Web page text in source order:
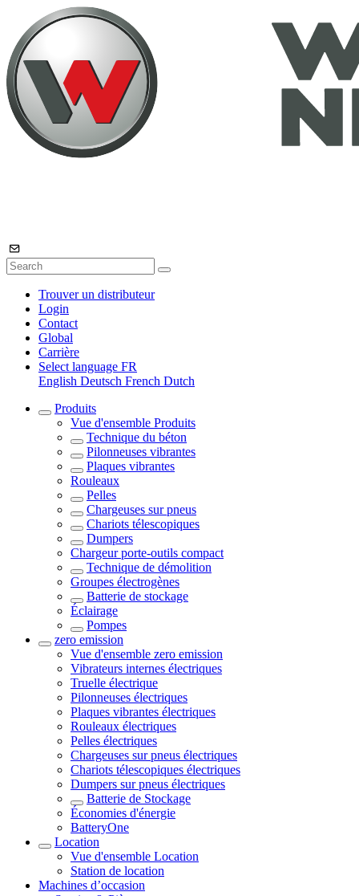
Trouver un distributeur
Login
Contact
Global
Carrière
Select language FR
English Deutsch French Dutch
Produits
Vue d'ensemble Produits
Technique du béton
Pilonneuses vibrantes
Plaques vibrantes
Rouleaux
Pelles
Chargeuses sur pneus
Chariots télescopiques
Dumpers
Chargeur porte-outils compact
Technique de démolition
Groupes électrogènes
Batterie de stockage
Éclairage
Pompes
zero emission
Vue d'ensemble zero emission
Vibrateurs internes électriques
Truelle électrique
Pilonneuses électriques
Plaques vibrantes électriques
Rouleaux électriques
Pelles électriques
Chargeuses sur pneus électriques
Chariots télescopiques électriques
Dumpers sur pneus électriques
Batterie de Stockage
Économies d'énergie
BatteryOne
Location
Vue d'ensemble Location
Station de location
Machines d’occasion